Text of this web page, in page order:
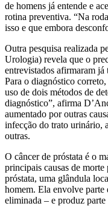
de homens já entende e
rotina preventiva. “Na
isso e que embora
Outra pesquisa realizada
Urologia) revela que o
entrevistados afirmaram
Para o diagnóstico
uso de dois métodos de
diagnóstico”, afirma
aumentado por outras
infecção do trato urinário,
outras.
O câncer de próstata é o
principais causas de
próstata, uma glândula
homem. Ela envolve parte
eliminada – e produz